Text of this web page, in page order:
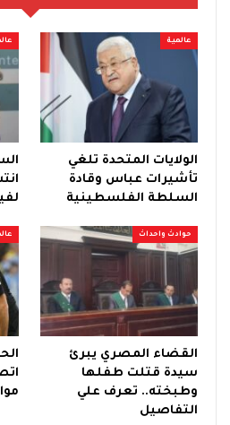
عالمية
الولايات المتحدة تلغي
تأشيرات عباس وقادة
السلطة الفلسطينية
حوادث واحداث
القضاء المصري يبرئ
سيدة قتلت طفلها
وطبخته.. تعرف علي
التفاصيل